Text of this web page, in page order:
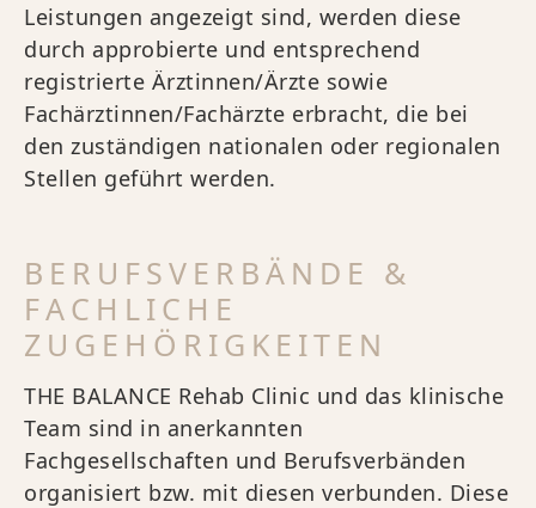
Leistungen angezeigt sind, werden diese
durch approbierte und entsprechend
registrierte Ärztinnen/Ärzte sowie
Fachärztinnen/Fachärzte erbracht, die bei
den zuständigen nationalen oder regionalen
Stellen geführt werden.
BERUFSVERBÄNDE &
FACHLICHE
ZUGEHÖRIGKEITEN
THE BALANCE Rehab Clinic und das klinische
Team sind in anerkannten
Fachgesellschaften und Berufsverbänden
organisiert bzw. mit diesen verbunden. Diese